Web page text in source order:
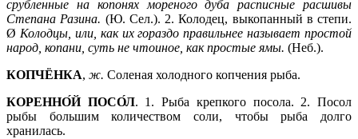
срубленные на копонях мореного дуба расписные расшивы
Степана Разина. (Ю. Сел.). 2. Колодец, выкопанный в степи.
Ø Колодцы, или, как их гораздо правильнее называет простой
народ, копани, суть не чтоиное, как простые ямы. (Неб.).
КОПЧЁНКА, ж. Соленая холодного копчения рыба.
КОРЕННО́Й ПОСО́Л. 1. Рыба крепкого посола. 2. Посол
рыбы большим количеством соли, чтобы рыба долго
хранилась.